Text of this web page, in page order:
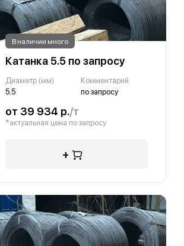
В наличии много
Катанка 5.5 по запросу
Диаметр (мм)
5.5
Комментарий
по запросу
от 39 934 р./т
*актуальная цена по запросу
+